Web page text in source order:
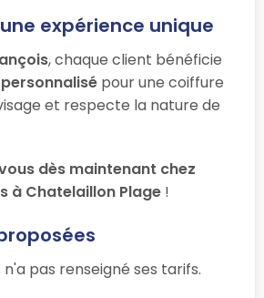
expérience unique
, chaque client bénéficie
pour une coiffure
et respecte la nature de
dès maintenant chez
à Chatelaillon Plage !
pas renseigné ses tarifs.